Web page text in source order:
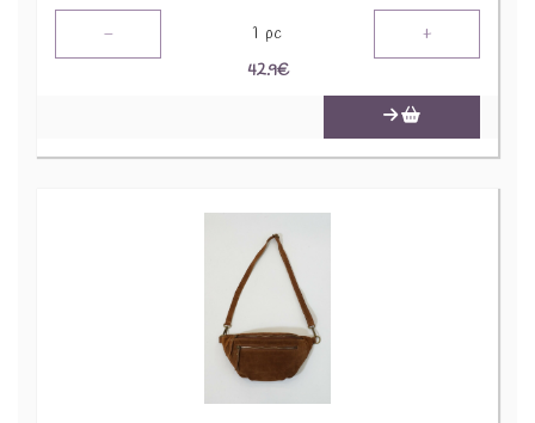
- 1 pc +
42.9€